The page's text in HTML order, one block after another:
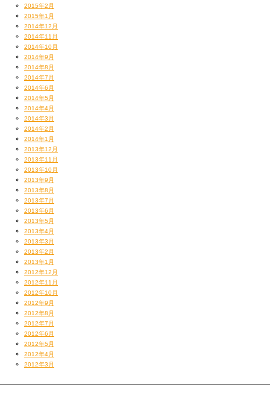
2015年2月
2015年1月
2014年12月
2014年11月
2014年10月
2014年9月
2014年8月
2014年7月
2014年6月
2014年5月
2014年4月
2014年3月
2014年2月
2014年1月
2013年12月
2013年11月
2013年10月
2013年9月
2013年8月
2013年7月
2013年6月
2013年5月
2013年4月
2013年3月
2013年2月
2013年1月
2012年12月
2012年11月
2012年10月
2012年9月
2012年8月
2012年7月
2012年6月
2012年5月
2012年4月
2012年3月